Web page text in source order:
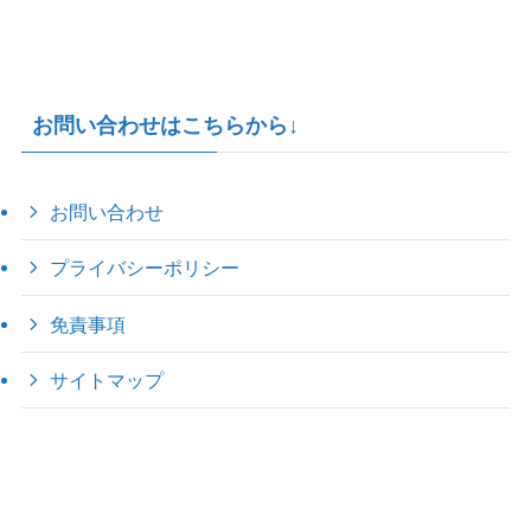
お問い合わせはこちらから↓
お問い合わせ
プライバシーポリシー
免責事項
サイトマップ